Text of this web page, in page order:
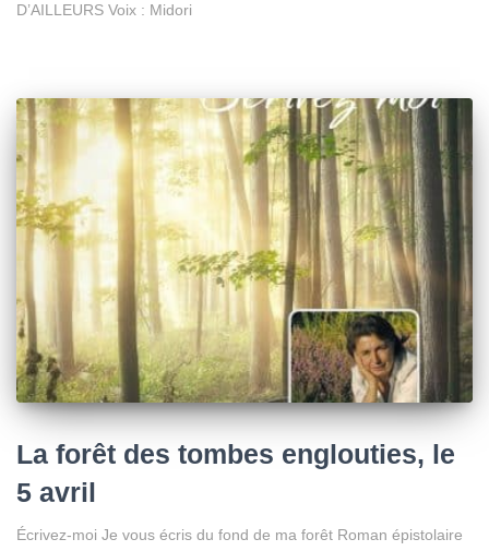
D’AILLEURS Voix : Midori
La forêt des tombes englouties, le
5 avril
Écrivez-moi Je vous écris du fond de ma forêt Roman épistolaire